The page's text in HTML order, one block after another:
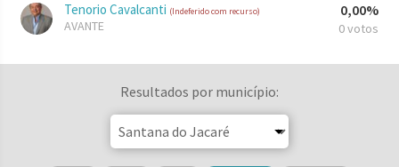
Tenorio Cavalcanti (Indeferido com recurso)
AVANTE
0,00%
0 votos
Resultados por município: